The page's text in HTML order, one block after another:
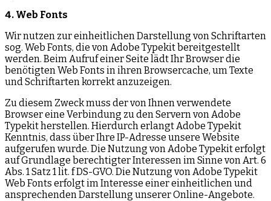
4. Web Fonts
Wir nutzen zur einheitlichen Darstellung von Schriftarten
sog. Web Fonts, die von Adobe Typekit bereitgestellt
werden. Beim Aufruf einer Seite lädt Ihr Browser die
benötigten Web Fonts in ihren Browsercache, um Texte
und Schriftarten korrekt anzuzeigen.
Zu diesem Zweck muss der von Ihnen verwendete
Browser eine Verbindung zu den Servern von Adobe
Typekit herstellen. Hierdurch erlangt Adobe Typekit
Kenntnis, dass über Ihre IP-Adresse unsere Website
aufgerufen wurde. Die Nutzung von Adobe Typekit erfolgt
auf Grundlage berechtigter Interessen im Sinne von Art. 6
Abs. 1 Satz 1 lit. f DS-GVO. Die Nutzung von Adobe Typekit
Web Fonts erfolgt im Interesse einer einheitlichen und
ansprechenden Darstellung unserer Online-Angebote.